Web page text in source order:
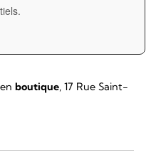
boutique, 17 Rue Saint-